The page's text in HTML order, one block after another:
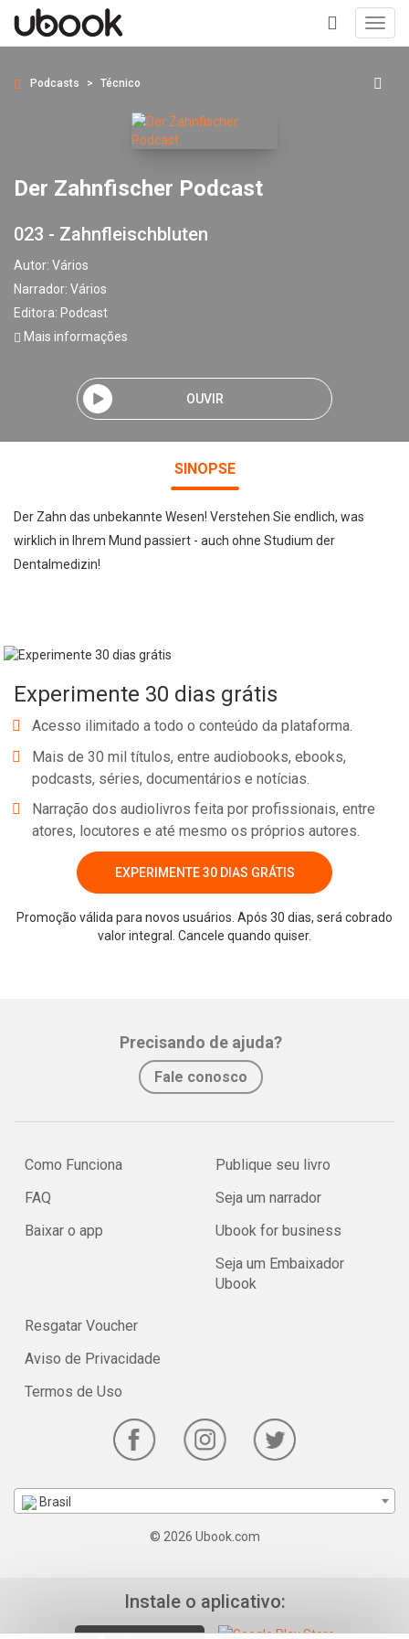
+
Podcasts Técnico
Der Zahnfischer Podcast
023 - Zahnfleischbluten
Autor: Vários
Narrador: Vários
Editora: Podcast
Mais informações
OUVIR
SINOPSE
Der Zahn das unbekannte Wesen! Verstehen Sie endlich, was
wirklich in Ihrem Mund passiert - auch ohne Studium der
Dentalmedizin!
Experimente 30 dias grátis
Acesso ilimitado a todo o conteúdo da plataforma.
Mais de 30 mil títulos, entre audiobooks, ebooks,
podcasts, séries, documentários e notícias.
Narração dos audiolivros feita por profissionais, entre
atores, locutores e até mesmo os próprios autores.
EXPERIMENTE 30 DIAS GRÁTIS
Promoção válida para novos usuários. Após 30 dias, será cobrado
valor integral. Cancele quando quiser.
Precisando de ajuda?
Fale conosco
Como Funciona
FAQ
Baixar o app
Publique seu livro
Seja um narrador
Ubook for business
Seja um Embaixador
Ubook
Resgatar Voucher
Aviso de Privacidade
Termos de Uso
Brasil
© 2026 Ubook.com
Instale o aplicativo: